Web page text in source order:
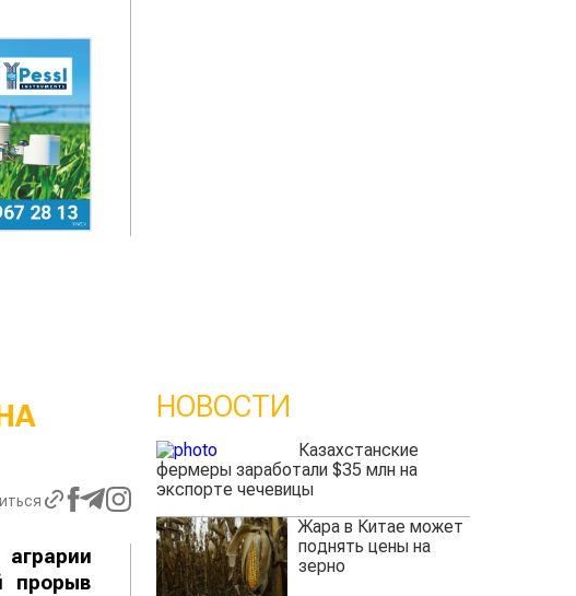
прорыв
НОВОСТИ
Казахстанские
фермеры заработали $35 млн на
экспорте чечевицы
Жара в Китае может
поднять цены на
зерно